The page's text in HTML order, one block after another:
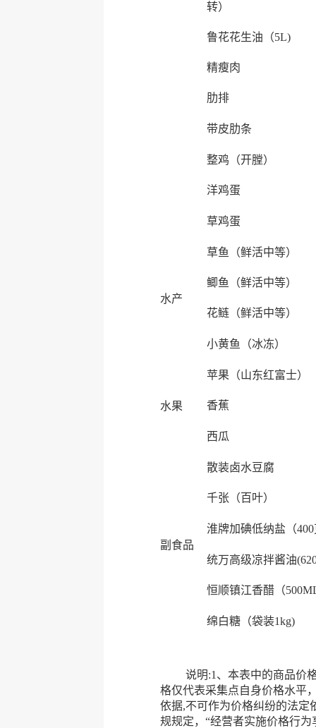
转）
鲁花花生油（5L)
精瘦肉
肋排
带皮肋条
整鸡（开膛）
洋鸡蛋
草鸡蛋
水产
草鱼（鲜活中等）
鲫鱼（鲜活中等）
花鲢（鲜活中等）
小黄鱼（冰冻）
水果
苹果（山东红富士）
香蕉
西瓜
副食品
散装卤水豆腐
千张（百叶）
淮牌加碘低纳盐（
统万高级凉拌酱油
恒顺镇江香醋（
绵白糖（袋装1kg)
说明:1、本表中的商品价格
格仅代表采集点自身价格水平
依据,不可作为价格纠纷的法定
规规定，“经营者实施价格行